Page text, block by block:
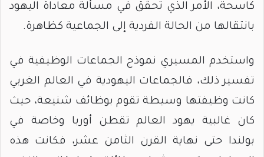
كاسحة، الأمر الذي تحقّق في مسألة معاداة اليهود
بانتقالها من الحالة الفردية إلى الجماعية كظاهرة.
واستخدم المسيري نموذج الجماعات الوظيفية في
تفسير ذلك، فالجماعات اليهودية في العالم الغربي
كانت وظيفتها وسيطة تقوم بوظائف شنيعة، حيث
كان غالبية يهود العالم تقطن أوربا وخاصة في
بولندا حتى نهاية القرن الثامن عشر، فكانت هذه